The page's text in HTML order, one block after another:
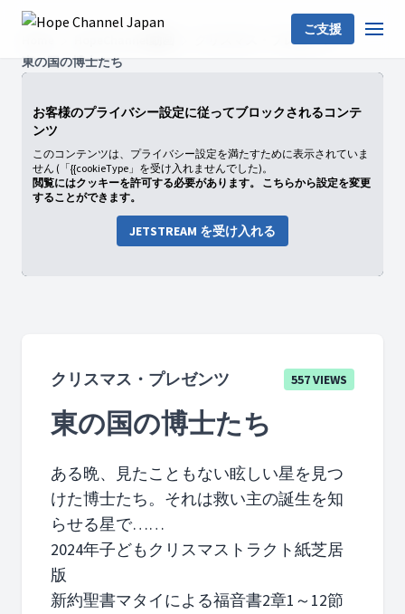
ご支援
クリスマス・プレゼンツ
東の国の博士たち
お客様のプライバシー設定に従ってブロックされるコンテ
ンツ
このコンテンツは、プライバシー設定を満たすために表示されていま
せん (「{{cookieType」を受け入れませんでした)。
閲覧にはクッキーを許可する必要があります。 こちらから設定を変更
することができます。
JETSTREAM を受け入れる
クリスマス・プレゼンツ 557 VIEWS
東の国の博士たち
ある晩、見たこともない眩しい星を見つ
けた博士たち。それは救い主の誕生を知
らせる星で……
2024年子どもクリスマストラクト紙芝居
版
新約聖書マタイによる福音書2章1～12節